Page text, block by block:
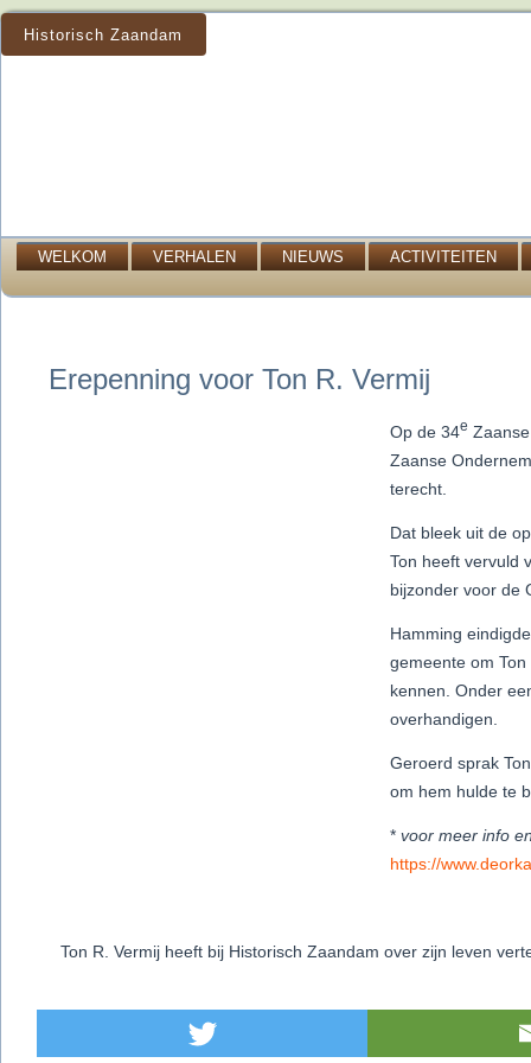
Historisch Zaandam
WELKOM VERHALEN NIEUWS ACTIVITEITEN
Erepenning voor Ton R. Vermij
Op de 34e
Zaanse
terecht.
Dat bleek uit de
Ton heeft vervuld
bijzonder voor de
Hamming
gemeente om
kennen. Onder
overhandigen.
Geroerd sprak
om hem hulde te
* voor meer info
https://
Ton R. Vermij heeft bij Historisch Zaandam over zijn leven